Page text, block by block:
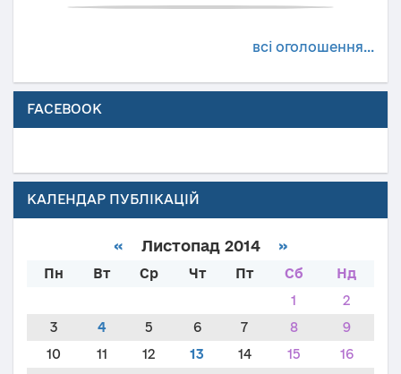
всі оголошення...
FACEBOOK
КАЛЕНДАР ПУБЛІКАЦІЙ
« Листопад 2014 »
Пн Вт Ср Чт Пт Сб
Нд
1
2
3
4 5 6 7 8
9
10
11 12 13 14 15
16